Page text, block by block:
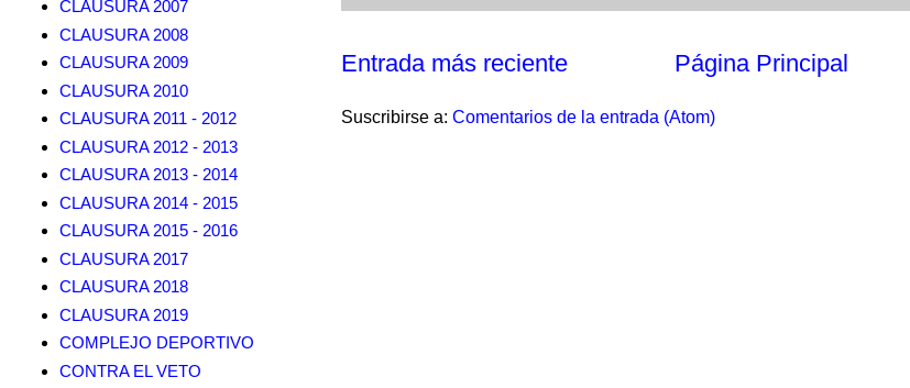
Entrada más reciente Página Principal
Suscribirse a: Comentarios de la entrada (Atom)
CLAUSURA 2007
CLAUSURA 2008
CLAUSURA 2009
CLAUSURA 2010
CLAUSURA 2011 - 2012
CLAUSURA 2012 - 2013
CLAUSURA 2013 - 2014
CLAUSURA 2014 - 2015
CLAUSURA 2015 - 2016
CLAUSURA 2017
CLAUSURA 2018
CLAUSURA 2019
COMPLEJO DEPORTIVO
CONTRA EL VETO